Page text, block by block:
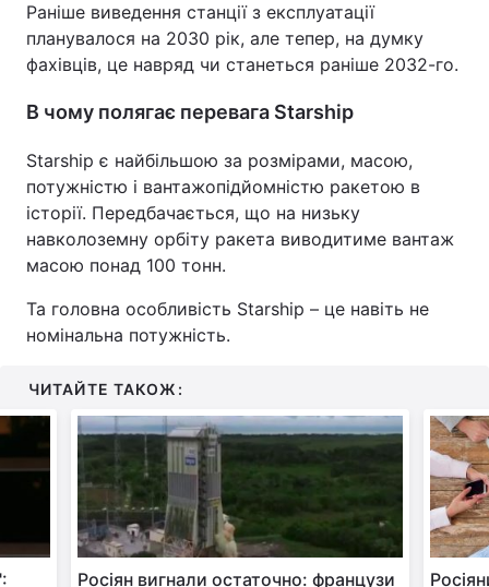
Раніше виведення станції з експлуатації
планувалося на 2030 рік, але тепер, на думку
фахівців, це навряд чи станеться раніше 2032-го.
В чому полягає перевага Starship
Starship є найбільшою за розмірами, масою,
потужністю і вантажопідйомністю ракетою в
історії. Передбачається, що на низьку
навколоземну орбіту ракета виводитиме вантаж
масою понад 100 тонн.
Та головна особливість Starship – це навіть не
номінальна потужність.
ЧИТАЙТЕ ТАКОЖ:
Росіян вигнали остаточно: французи